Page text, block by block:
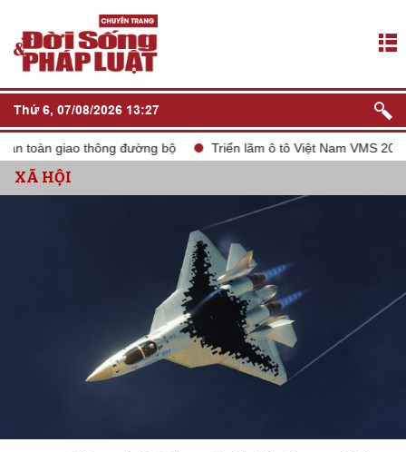
Thứ 6, 07/08/2026 13:27
giao thông đường bộ Triển lãm ô tô Việt Nam VMS 2024
XÃ HỘI